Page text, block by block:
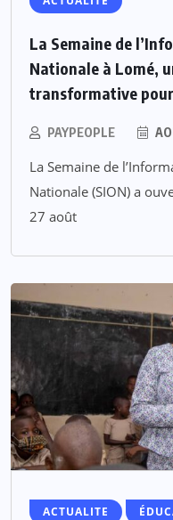
La Semaine de
Nationale à Lomé,
transformative
PAYPEOPLE
La Semaine de
Nationale (SION) a
27 août
ACTUALITE